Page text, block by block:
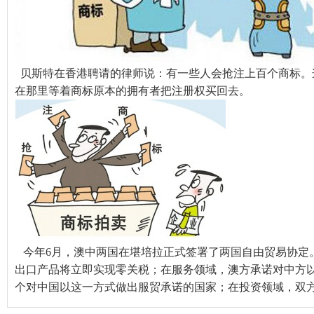
贝斯特在香港聘请的律师说：有一些人会抢注上百个商标
在那里等着商标原本的拥有者把注册权买回去。
今年6月，澳中两国在堪培拉正式签署了两国自由贸易协定
出口产品将立即实现零关税；在服务领域，澳方承诺对中方
个对中国以这一方式做出服贸承诺的国家；在投资领域，双